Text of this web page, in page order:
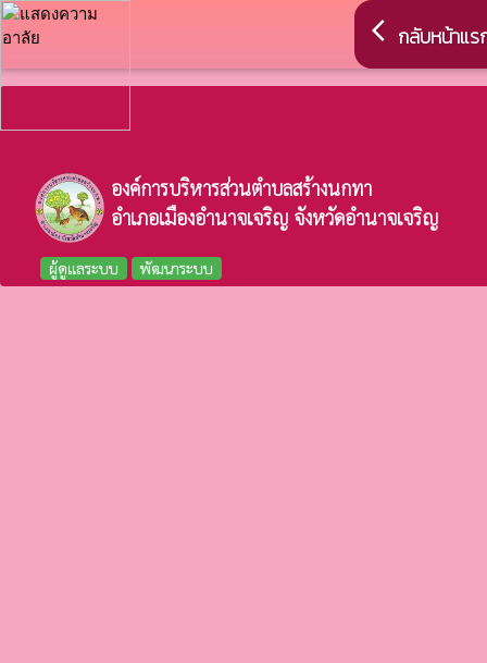
arrow_back_ios กลับหน้าแร
องค์การบริหารส่วนตำบลสร้างนกทา
อำเภอเมืองอำนาจเจริญ จังหวัดอำนาจเจริญ
ผู้ดูแลระบบ พัฒนาระบบ